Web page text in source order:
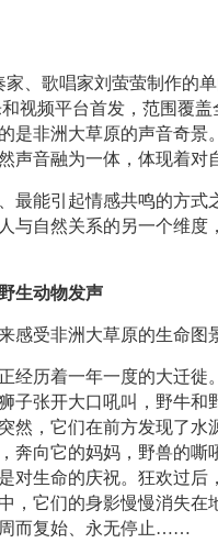
、歌唱家刘萤萤制作的单
和视频平台首发，范围覆
是非洲大草原的声音奇
声音融为一体，体现着对
最能引起情感共鸣的方
与自然关系的另一个维度
生动物发声
感受非洲大草原的生命图
经历着一年一度的大迁
子张开大口吼叫，野牛
然，它们在前方发现了
奔向它的妈妈，野兽的嘶
对生命的庆祝。狂欢过
，它们的身影慢慢消失
而复始、永无停止……